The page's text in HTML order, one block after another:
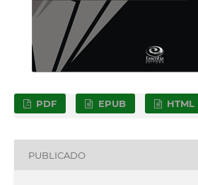
PDF EPUB HTML
PUBLICADO